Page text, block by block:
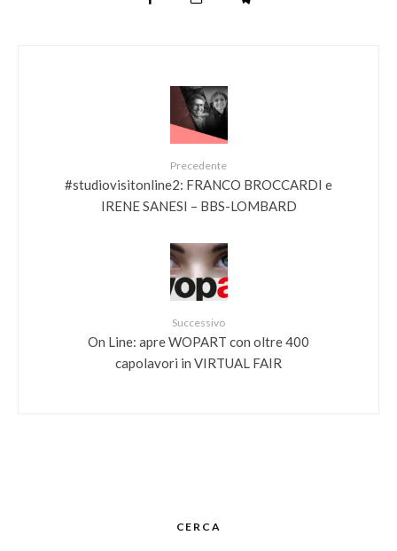
Precedente
#studiovisitonline2: FRANCO BROCCARDI e
IRENE SANESI – BBS-LOMBARD
Successivo
On Line: apre WOPART con oltre 400
capolavori in VIRTUAL FAIR
CERCA